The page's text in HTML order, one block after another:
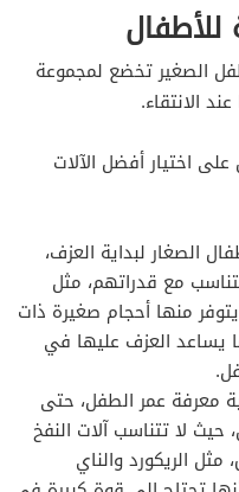
للأطفال
الصغير تخضع لمجموعة
الانتقاء.
اختيار أفضل الآلات
الصغار لبداية العزف،
مع قدراتهم، مثل
يتوفر منها أحجام صغيرة ذات
يساعد العزف عليها في
معرفة عمر الطفل، حتى
حيث لا تتناسب آلات النفخ
الريكورد والناي